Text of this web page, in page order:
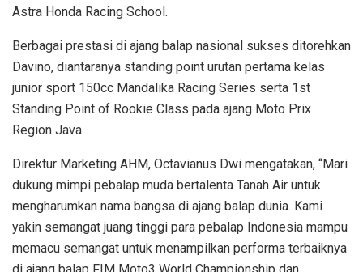
Astra Honda Racing School.
Berbagai prestasi di ajang balap nasional sukses ditorehkan
Davino, diantaranya standing point urutan pertama kelas
junior sport 150cc Mandalika Racing Series serta 1st
Standing Point of Rookie Class pada ajang Moto Prix
Region Java.
Direktur Marketing AHM, Octavianus Dwi mengatakan, “Mari
dukung mimpi pebalap muda bertalenta Tanah Air untuk
mengharumkan nama bangsa di ajang balap dunia. Kami
yakin semangat juang tinggi para pebalap Indonesia mampu
memacu semangat untuk menampilkan performa terbaiknya